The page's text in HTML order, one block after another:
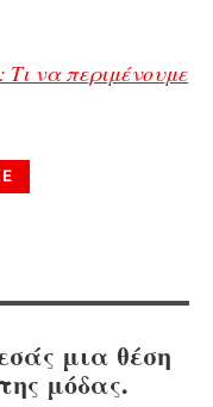
Τι να περιμένουμε
μια θέση
μόδας.